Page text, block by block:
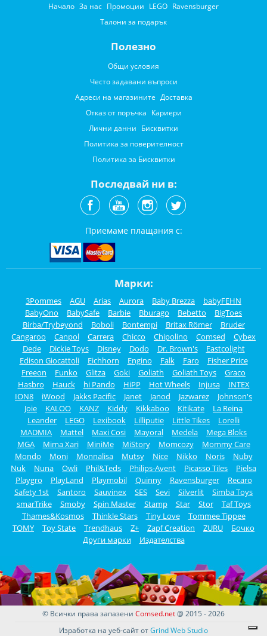
Начало За нас Промоции LEGO Ravensburger
Талони за подарък
Полезно
Общи условия
Често задавани въпроси
Адреси на магазините Доставка
Отказ от поръчка Кариери
Лични данни Бисквитки
Политика за поверителност
Политика за Бисквитки
Последвай ни в:
Приемаме плащания с:
Марки:
3Pommes AGU Arias Aurora Baby Brezza
babyFEHN
BabyOno
BabySafe Barbie Bburago Bebetto
BigToes
Birba/Trybeyond
Boboli Bontempi Britax Römer
Bruder
Cangaroo
Canpol Carrera Chicco Chipolino Comsed
Cybex
Dede
Dickie Toys Disney Dodo Dr. Brown's
Eastcolight
Edison Giocattoli
Eichhorn Engino Falk Faro
Fisher Price
Freeon
Funko Glitza Goki Goliath Goliath Toys
Graco
Hasbro
Hauck hi Pando HiPP Hot Wheels Injusa
INTEX
ION8
iWood Jakks Pacific Janet Janod Jazwarez
Johnson's
Joie
KALOO KANZ Kiddy Kikkaboo Kitikate
La Reina
Leander
LEGO Lexibook Lilliputie Little Tikes
Lorelli
MADMIA
Mattel Maxi Cosi Mayoral Medela
Mega Bloks
MGA
Mima Xari MiniMe MiStory Momcozy
Mommy Care
Mondo
Moni Monnalisa Mutsy Nice Nikko Noris
Nuby
Nuk
Nuna Owli Phil&Teds Philips-Avent Picasso Tiles
Pielsa
Playgro
PlayLand Playmobil Quinny Ravensburger
Recaro
Safety 1st
Santoro Sauvinex SES Sevi Silverlit
Simba Toys
smarTrike
Smoby Spin Master Stamp Star Stor
Taf Toys
Thames&Kosmos
Thinkle Stars Tiny Love
Tommee Tippee
TOMY
Toy State Trendhaus Z+ Zapf Creation ZURU
Бочко
Други марки
Издателства
© Всички права запазени Comsed.net@ 2015 - 2026
Изработка на уеб-сайт отGrind Web Studio